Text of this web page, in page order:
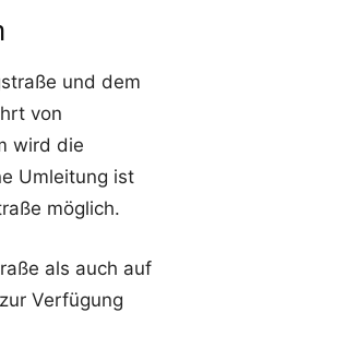
und dem
von
wird die
Umleitung ist
möglich.
als auch auf
Verfügung